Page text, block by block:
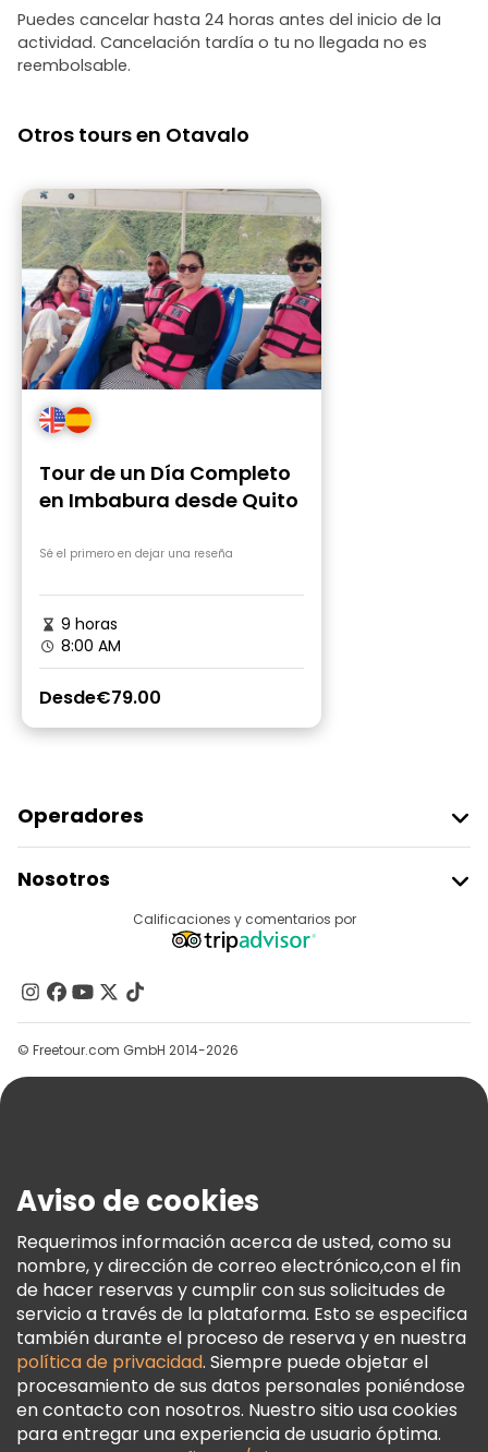
Puedes cancelar hasta 24 horas antes del inicio de la
actividad. Cancelación tardía o tu no llegada no es
reembolsable.
Otros tours en Otavalo
Tour de un Día Completo
en Imbabura desde Quito
Sé el primero en dejar una reseña
9 horas
8:00 AM
Desde€79.00
Operadores
Acceder Como Proveedor
Programa De Afiliados
Nosotros
Contacto
Grupos
Ayuda
Términos E Información Legal
Política De Cookies
Freetour Premios
Programa De Fidelidad
Calificaciones y comentarios por
© Freetour.com GmbH 2014-2026
Aviso de cookies
Requerimos información acerca de usted, como su
nombre, y dirección de correo electrónico,con el fin
de hacer reservas y cumplir con sus solicitudes de
servicio a través de la plataforma. Esto se especifica
también durante el proceso de reserva y en nuestra
política de privacidad. Siempre puede objetar el
procesamiento de sus datos personales poniéndose
en contacto con nosotros. Nuestro sitio usa cookies
para entregar una experiencia de usuario óptima.